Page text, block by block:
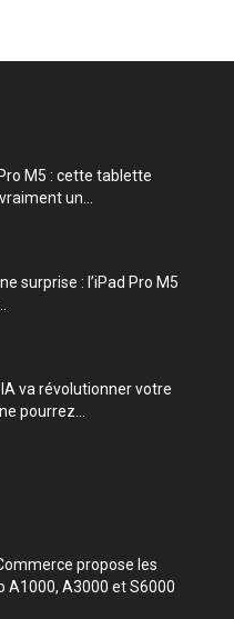
M5 : cette tablette
un...
surprise : l’iPad Pro M5
va révolutionner votre
pourrez...
propose les
A1000, A3000 et S6000